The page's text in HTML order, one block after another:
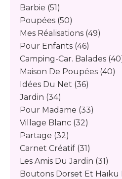
Barbie (51)
Poupées (50)
Mes Réalisations (49)
Pour Enfants (46)
Camping-Car. Balades
Maison De Poupées (40)
Idées Du Net (36)
Jardin (34)
Pour Madame (33)
Village Blanc (32)
Partage (32)
Carnet Créatif (31)
Les Amis Du Jardin (31)
Boutons Dorset Et Haïku